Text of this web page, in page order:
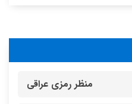
منظر رمزی عراقی